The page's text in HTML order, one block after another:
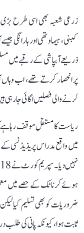
زرعی شعبہ بھی اسی طرح
کبنی، ہیماوتھی اور ہارانگی
ذریعے آبپاشی کے رقبے میں
پر انحصار کرتے تھے، اب وہاں
کرنے والی فصلیں اگائی جا رہی
ریاست کا مستقل موقف رہا
میں واقع مدراس پریذیڈنسی کے
ہوئے کرناٹک کے حصے میں
ضروریات کو بھی تسلیم کیا
ثابت ہوا، کیونکہ پانی کی